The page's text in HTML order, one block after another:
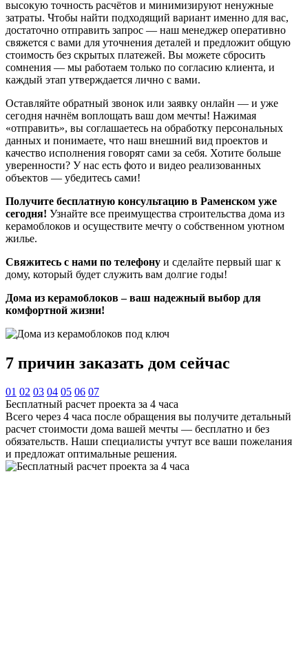
высокую точность расчётов и минимизируют ненужные
затраты. Чтобы найти подходящий вариант именно для вас,
достаточно отправить запрос — наш менеджер оперативно
свяжется с вами для уточнения деталей и предложит общую
стоимость без скрытых платежей. Вы можете сбросить
сомнения — мы работаем только по согласию клиента, и
каждый этап утверждается лично с вами.
Оставляйте обратный звонок или заявку онлайн — и уже
сегодня начнём воплощать ваш дом мечты! Нажимая
«отправить», вы соглашаетесь на обработку персональных
данных и понимаете, что наш внешний вид проектов и
качество исполнения говорят сами за себя. Хотите больше
уверенности? У нас есть фото и видео реализованных
объектов — убедитесь сами!
Получите бесплатную консультацию в Раменском уже
сегодня! Узнайте все преимущества строительства дома из
керамоблоков и осуществите мечту о собственном уютном
жилье.
Свяжитесь с нами по телефону и сделайте первый шаг к
дому, который будет служить вам долгие годы!
Дома из керамоблоков – ваш надежный выбор для
комфортной жизни!
7 причин заказать дом сейчас
01 02 03 04 05 06 07
Бесплатный расчет проекта за 4 часа
Всего через 4 часа после обращения вы получите детальный
расчет стоимости дома вашей мечты — бесплатно и без
обязательств. Наши специалисты учтут все ваши пожелания
и предложат оптимальные решения.